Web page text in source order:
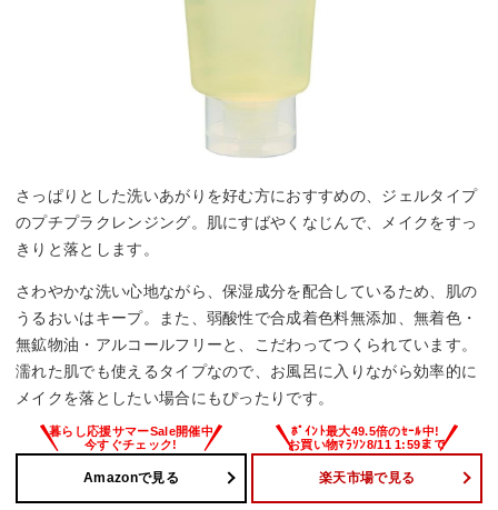
さっぱりとした洗いあがりを好む方におすすめの、ジェルタイプ
のプチプラクレンジング。肌にすばやくなじんで、メイクをすっ
きりと落とします。
さわやかな洗い心地ながら、保湿成分を配合しているため、肌の
うるおいはキープ。また、弱酸性で合成着色料無添加、無着色・
無鉱物油・アルコールフリーと、こだわってつくられています。
濡れた肌でも使えるタイプなので、お風呂に入りながら効率的に
メイクを落としたい場合にもぴったりです。
Amazonで見る 楽天市場で見る